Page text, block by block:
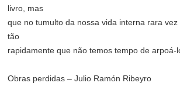
livro, mas
que no tumulto da nossa vida interna rara
tão
rapidamente que não temos tempo de arpoá-
Obras perdidas – Julio Ramón Ribeyro